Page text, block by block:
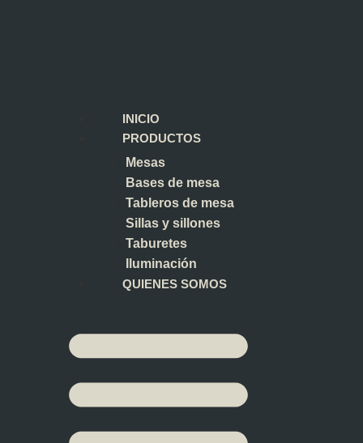
INICIO
PRODUCTOS
Mesas
Bases de mesa
Tableros de mesa
Sillas y sillones
Taburetes
Iluminación
QUIENES SOMOS